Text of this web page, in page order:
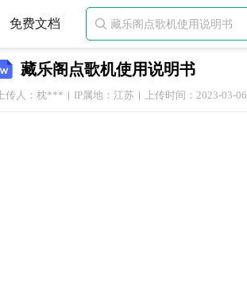
免费文档 
藏乐阁点歌机使用说明书
上传人：枕*** IP属地：江苏 上传时间：2023-03-06